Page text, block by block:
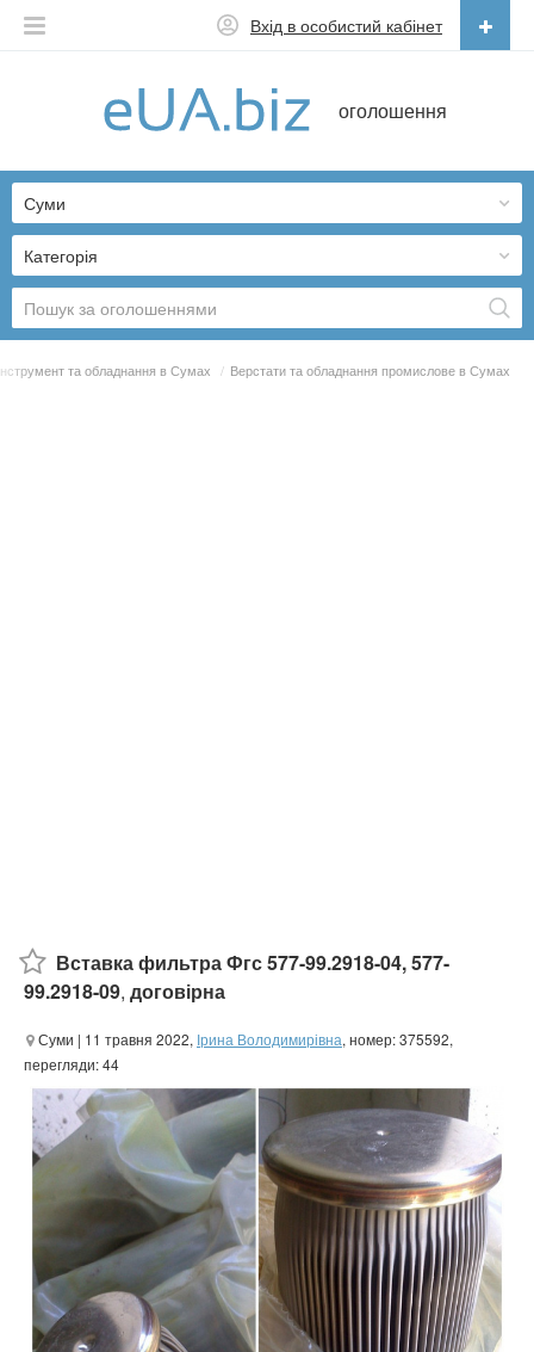
оголошення
Вхід в особистий кабінет
Українська
Категорія
Суми
та обладнання в Сумах / Верстати та обладнання промислове в Сумах
Вставка фильтра Фгс 577-99.2918-04, 577-
99.2918-09, договірна
Суми | 11 травня 2022, Ірина Володимирівна, номер: 375592,
перегляди: 44